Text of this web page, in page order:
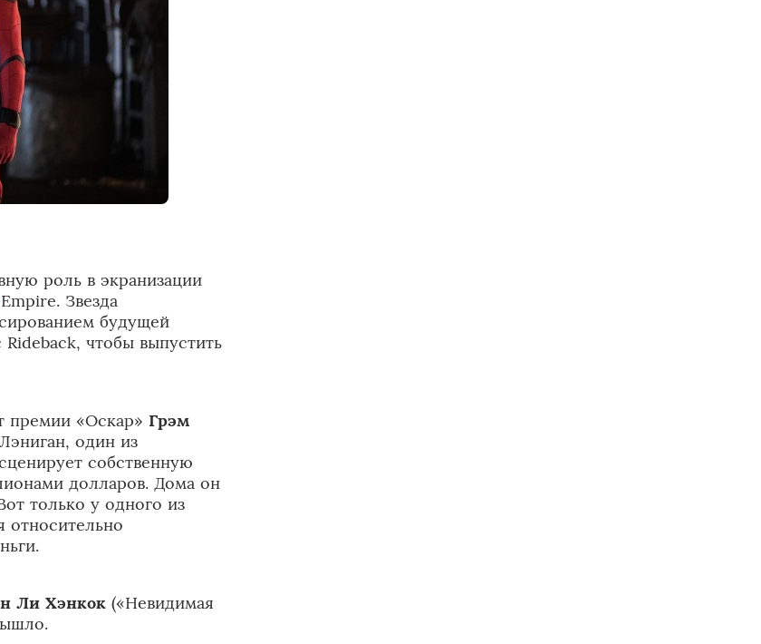
роль в экранизации
Empire. Звезда
будущей
чтобы выпустить
премии «Оскар» Грэм
один из
собственную
долларов. Дома он
только у одного из
относительно
Ли Хэнкок («Невидимая